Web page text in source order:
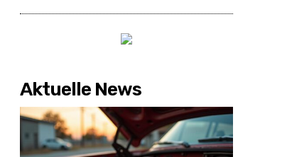
Aktuelle News